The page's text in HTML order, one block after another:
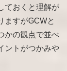
ておくと理解が
ますがGCWと
かの観点で並べ
ントがつかみや